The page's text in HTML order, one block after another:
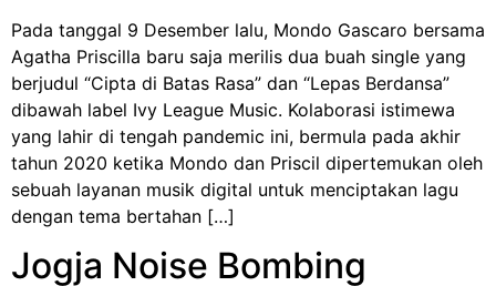
Pada tanggal 9 Desember lalu, Mondo Gascaro bersama
Agatha Priscilla baru saja merilis dua buah single yang
berjudul “Cipta di Batas Rasa” dan “Lepas Berdansa”
dibawah label Ivy League Music. Kolaborasi istimewa
yang lahir di tengah pandemic ini, bermula pada akhir
tahun 2020 ketika Mondo dan Priscil dipertemukan oleh
sebuah layanan musik digital untuk menciptakan lagu
dengan tema bertahan […]
Jogja Noise Bombing